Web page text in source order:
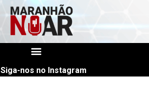
Siga-nos no Instagram